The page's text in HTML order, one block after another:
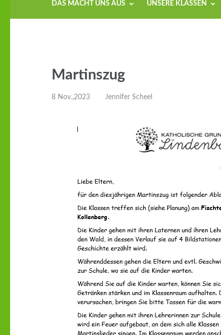
DAS MACHT UNS AUS UNSERE KLASSEN
Martinszug
8 Nov.,2023 Jennifer Scheel